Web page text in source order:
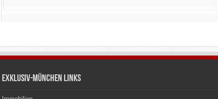
Exklusiv-München Links